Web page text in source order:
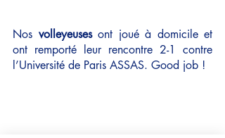
Nos volleyeuses ont joué à domicile et
ont remporté leur rencontre 2-1 contre
l’Université de Paris ASSAS. Good job !